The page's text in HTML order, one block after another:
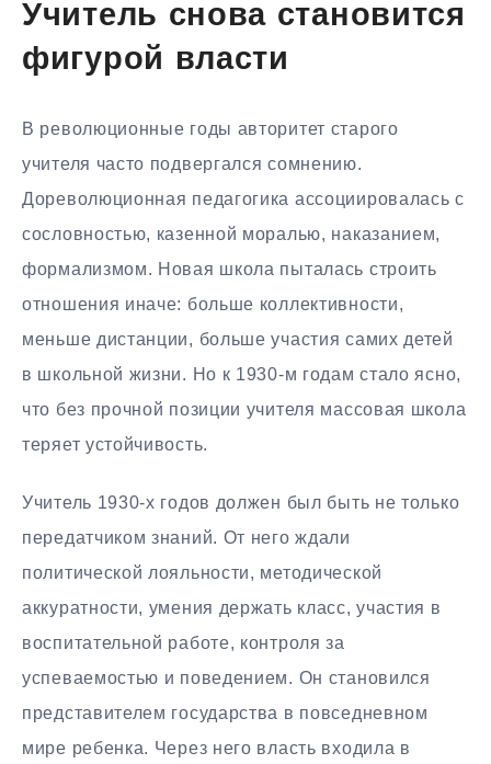
Учитель снова становится
фигурой власти
В революционные годы авторитет старого
учителя часто подвергался сомнению.
Дореволюционная педагогика ассоциировалась с
сословностью, казенной моралью, наказанием,
формализмом. Новая школа пыталась строить
отношения иначе: больше коллективности,
меньше дистанции, больше участия самих детей
в школьной жизни. Но к 1930-м годам стало ясно,
что без прочной позиции учителя массовая школа
теряет устойчивость.
Учитель 1930-х годов должен был быть не только
передатчиком знаний. От него ждали
политической лояльности, методической
аккуратности, умения держать класс, участия в
воспитательной работе, контроля за
успеваемостью и поведением. Он становился
представителем государства в повседневном
мире ребенка. Через него власть входила в